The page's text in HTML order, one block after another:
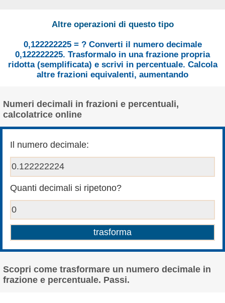
Altre operazioni di questo tipo
0,122222225 = ? Converti il numero decimale
0,122222225. Trasformalo in una frazione propria
ridotta (semplificata) e scrivi in percentuale. Calcola
altre frazioni equivalenti, aumentando
Numeri decimali in frazioni e percentuali,
calcolatrice online
Il numero decimale:
Quanti decimali si ripetono?
Scopri come trasformare un numero decimale in
frazione e percentuale. Passi.